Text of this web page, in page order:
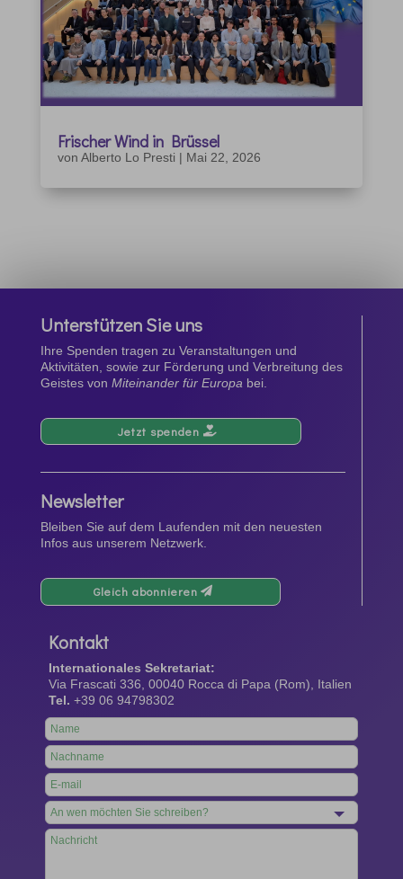
Frischer Wind in Brüssel
von Alberto Lo Presti | Mai 22, 2026
Unterstützen Sie uns
Ihre Spenden tragen zu Veranstaltungen und
Aktivitäten, sowie zur Förderung und Verbreitung des
Geistes von Miteinander für Europa bei.
Jetzt spenden
Newsletter
Bleiben Sie auf dem Laufenden mit den neuesten
Infos aus unserem Netzwerk.
Gleich abonnieren
Kontakt
Internationales Sekretariat:
Via Frascati 336, 00040 Rocca di Papa (Rom), Italien
Tel. +39 06 94798302
Leave
this
field
blank